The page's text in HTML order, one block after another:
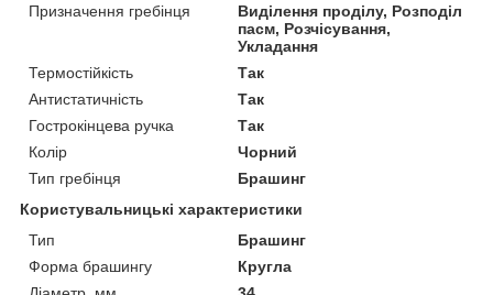
Призначення гребінця
Виділення проділу, Розподіл
пасм, Розчісування,
Укладання
Термостійкість
Так
Антистатичність
Так
Гострокінцева ручка
Так
Колір
Чорний
Тип гребінця
Брашинг
Користувальницькі характеристики
Тип
Брашинг
Форма брашингу
Кругла